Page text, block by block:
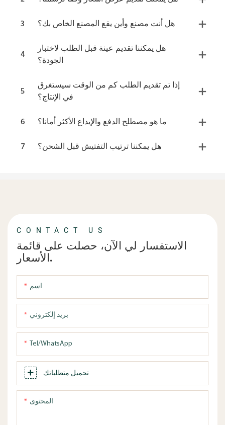
3
هل أنت مصنع وأين يقع المصنع الخاص بك؟
4
هل يمكننا تقديم عينة قبل الطلب لاختبار
الجودة؟
5
إذا تم تقديم الطلب كم من الوقت سيستغرق
في الإنتاج؟
6
ما هو مصطلح الدفع والإيداع الأكثر أمانا؟
7
هل يمكننا ترتيب التفتيش قبل الشحن؟
CONTACT US
الاستفسار لي الآن، حصلت على قائمة
الأسعار.
اسم
بريد إلكتروني
Tel/WhatsApp
تحميل متطلباتك
المحتوى